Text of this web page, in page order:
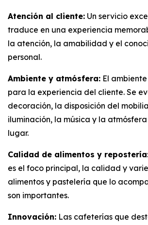
Atención al cliente: Un servicio
traduce en una experiencia
la atención, la amabilidad y el
personal.
Ambiente y atmósfera: El
para la experiencia del cliente. Se
decoración, la disposición del
iluminación, la música y la
lugar.
Calidad de alimentos y
es el foco principal, la calidad y
alimentos y pastelería que lo
son importantes.
Innovación: Las cafeterías que